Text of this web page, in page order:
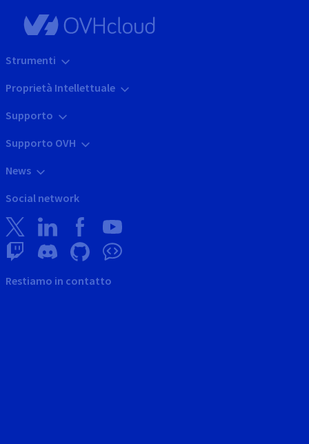
Strumenti
Proprietà Intellettuale
Supporto
Supporto OVH
News
Social network
Restiamo in contatto